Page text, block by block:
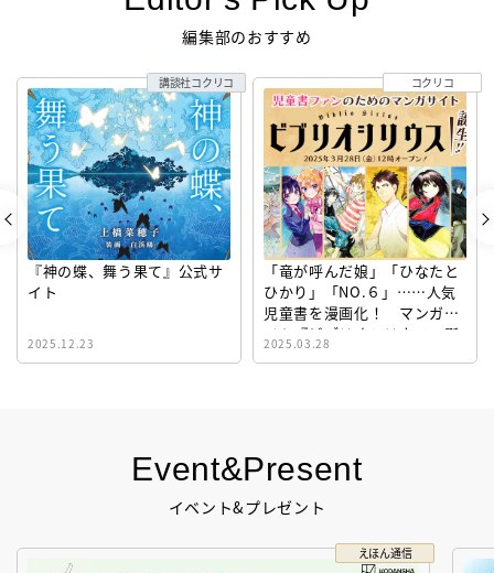
Event&Present
イベント&プレゼント
えほん通信
編集部のおすすめ
『神の蝶、舞う果て』公式サ
イト
2025.12.23
講談社コクリコ
「竜が呼んだ娘」「ひなたと
ひかり」「NO.６」……人気
児童書を漫画化！ マンガサ
イト『ビブリオシリウス』誕
生！
2025.03.28
コクリコ